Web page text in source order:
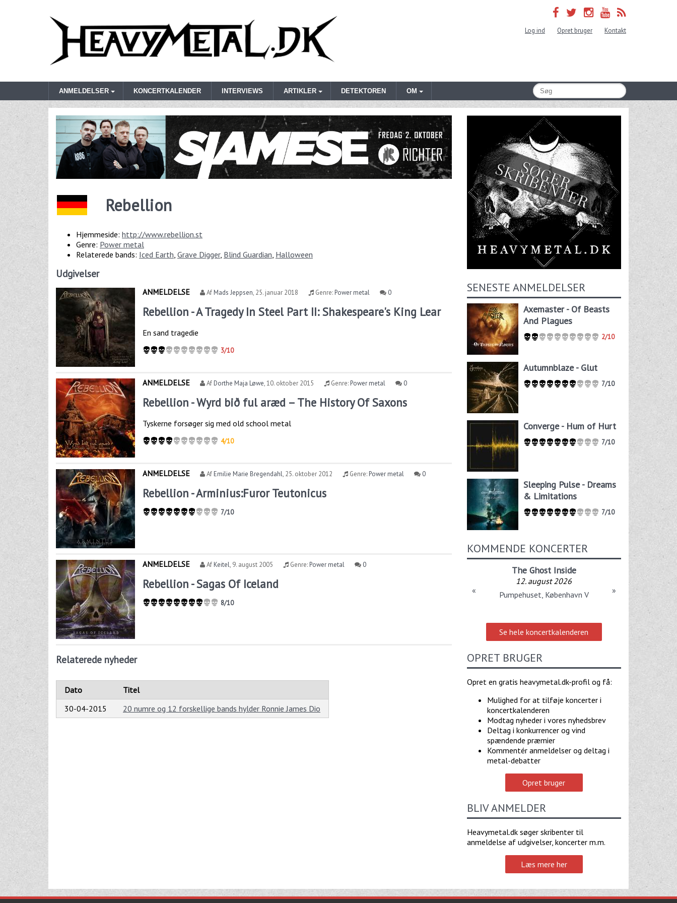
Log ind Opret bruger Kontakt
ANMELDELSER KONCERTKALENDER INTERVIEWS ARTIKLER DETEKTOREN OM
Rebellion
Hjemmeside: http://www.rebellion.st
Genre: Power metal
Relaterede bands: Iced Earth, Grave Digger, Blind Guardian, Halloween
Udgivelser
ANMELDELSE AfMads Jeppsen, 25. januar 2018 Genre:Power metal 0
Rebellion - A Tragedy In Steel Part II: Shakespeare's King Lear
En sand tragedie
3/10
ANMELDELSE AfDorthe Maja Løwe,10. oktober 2015 Genre:Power metal 0
Rebellion - Wyrd bið ful aræd – The History Of Saxons
Tyskerne forsøger sig med old school metal
4/10
ANMELDELSE AfEmilie Marie Bregendahl, 25. oktober 2012 Genre:Power metal 0
Rebellion - Arminius:Furor Teutonicus
7/10
ANMELDELSE AfKeitel, 9. august 2005 Genre:Power metal 0
Rebellion - Sagas Of Iceland
8/10
Relaterede nyheder
Dato
Titel
30-04-2015
20 numre og 12 forskellige bands hylder Ronnie James Dio
SENESTE ANMELDELSER
Axemaster - Of Beasts
And Plagues
2/10
Autumnblaze - Glut
7/10
Converge - Hum of Hurt
7/10
Sleeping Pulse - Dreams
& Limitations
7/10
KOMMENDE KONCERTER
The Ghost Inside
12. august 2026
Pumpehuset, København V
« »
Se hele koncertkalenderen
OPRET BRUGER
Opret en gratis heavymetal.dk-profil og få:
Mulighed for at tilføje koncerter i
koncertkalenderen
Modtag nyheder i vores nyhedsbrev
Deltag i konkurrencer og vind
spændende præmier
Kommentér anmeldelser og deltag i
metal-debatter
Opret bruger
BLIV ANMELDER
Heavymetal.dk søger skribenter til
anmeldelse af udgivelser, koncerter m.m.
Læs mere her